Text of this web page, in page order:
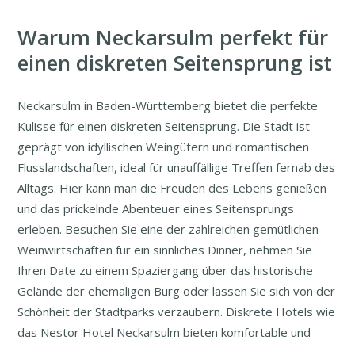
Warum Neckarsulm perfekt für
einen diskreten Seitensprung ist
Neckarsulm in Baden-Württemberg bietet die perfekte
Kulisse für einen diskreten Seitensprung. Die Stadt ist
geprägt von idyllischen Weingütern und romantischen
Flusslandschaften, ideal für unauffällige Treffen fernab des
Alltags. Hier kann man die Freuden des Lebens genießen
und das prickelnde Abenteuer eines Seitensprungs
erleben. Besuchen Sie eine der zahlreichen gemütlichen
Weinwirtschaften für ein sinnliches Dinner, nehmen Sie
Ihren Date zu einem Spaziergang über das historische
Gelände der ehemaligen Burg oder lassen Sie sich von der
Schönheit der Stadtparks verzaubern. Diskrete Hotels wie
das Nestor Hotel Neckarsulm bieten komfortable und